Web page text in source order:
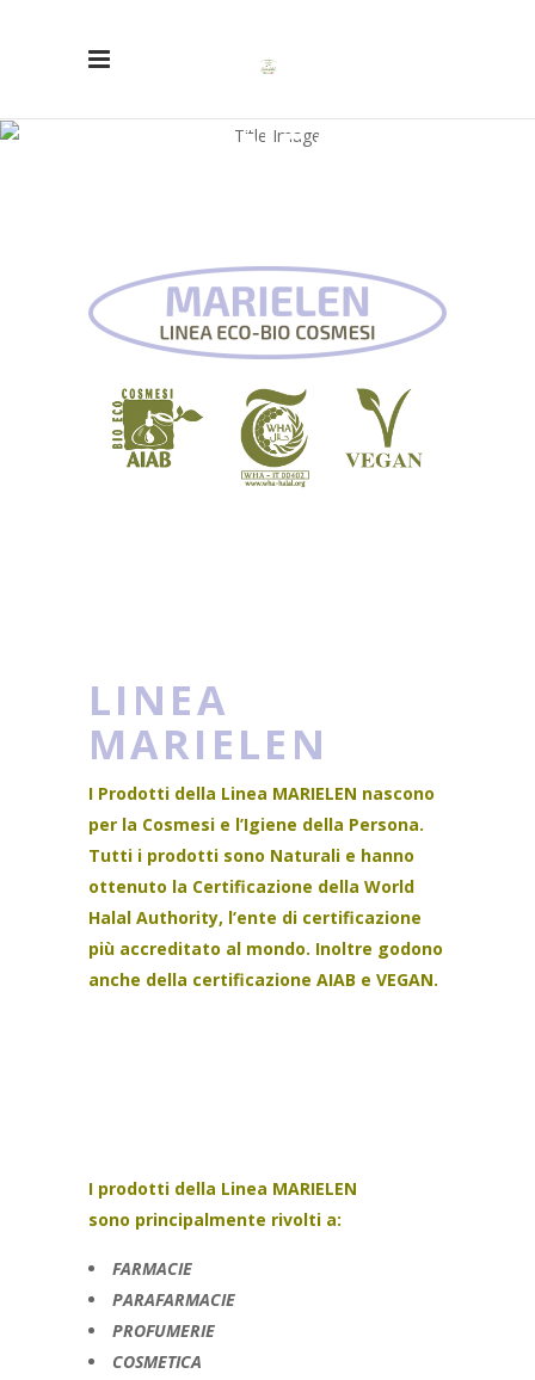
LINEA
LINEA
MARIELEN
I Prodotti della Linea MARIELEN nascono
per la Cosmesi e l’Igiene della Persona.
Tutti i prodotti sono Naturali e hanno
ottenuto la Certificazione della World
Halal Authority, l’ente di certificazione
più accreditato al mondo. Inoltre godono
anche della certificazione AIAB e VEGAN.
I prodotti della Linea MARIELEN
sono principalmente rivolti a:
FARMACIE
PARAFARMACIE
PROFUMERIE
COSMETICA